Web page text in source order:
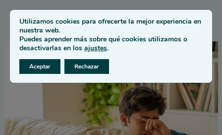
Utilizamos cookies para ofrecerte la mejor experiencia en
nuestra web.
Puedes aprender más sobre qué cookies utilizamos o
desactivarlas en los ajustes.
Aceptar Rechazar